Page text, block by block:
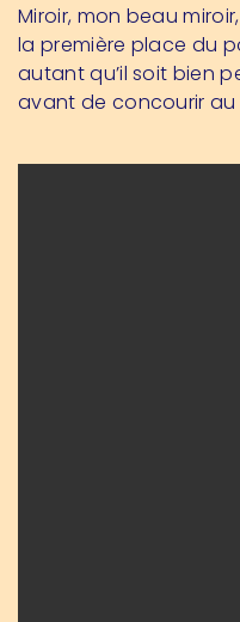
Miroir, mon beau
la première place du
autant qu’il soit bien
avant de concourir au